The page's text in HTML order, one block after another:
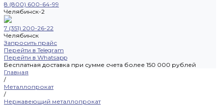
8 (800) 600-64-99
Челябинск-2
7 (351) 200-26-22
Челябинск
Запросить прайс
Перейти в Telegram
Перейти в Whatsapp
Бесплатная доставка при сумме счета более 150 000 рублей
Главная
/
Металлопрокат
/
Нержавеющий металлопрокат